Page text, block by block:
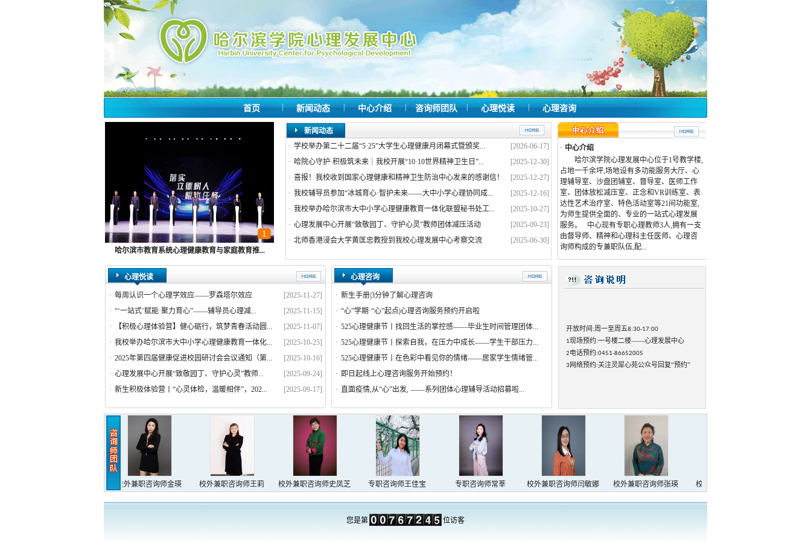
首页 | 新闻动态 | 中心介绍 | 咨询师团队 | 心理悦读 | 心理咨询
1
哈尔滨市教育系统心理健康教育与家庭教育推...
新闻动态
· 学校举办第二十二届“5·25”大学生心理健康月闭幕式暨颁奖...
[2026-06-17]
· 哈院心守护·积极筑未来｜我校开展“10·10世界精神卫生日”...
[2025-12-30]
· 喜报！我校收到国家心理健康和精神卫生防治中心发来的感谢信！
[2025-12-27]
· 我校辅导员参加“冰城育心·智护未来——大中小学心理协同成...
[2025-12-16]
· 我校举办哈尔滨市大中小学心理健康教育一体化联盟秘书处工...
[2025-10-27]
· 心理发展中心开展“致敬园丁、守护心灵”教师团体减压活动
[2025-09-23]
· 北师香港浸会大学黄匡忠教授到我校心理发展中心考察交流 [2025-06-30]
· 中心介绍
哈尔滨学院心理发展中心位于1号教学楼,
占地一千余坪,场地设有多功能服务大厅、心
理辅导室、沙盘团辅室、督导室、医师工作
室、团体放松减压室、正念和VR训练室、表
达性艺术治疗室、特色活动室等21间功能室,
为师生提供全面的、专业的一站式心理发展
服务。 中心现有专职心理教师3人,拥有一支
由督导师、精神和心理科主任医师、心理咨
询师构成的专兼职队伍,配...
心理悦读
· 每周认识一个心理学效应——罗森塔尔效应
[2025-11-27]
· “‘一站式’赋能·聚力育心”——辅导员心理减...
[2025-11-15]
·
【积极心理体验营】健心砺行，筑梦青春活动圆...
[2025-11-07]
· 我校举办哈尔滨市大中小学心理健康教育一体化...
[2025-10-25]
· 2025年第四届健康促进校园研讨会会议通知（第...
[2025-10-16]
· 心理发展中心开展“致敬园丁、守护心灵”教师...
[2025-09-24]
· 新生积极体验营丨“心灵体检，温暖相伴”，202... [2025-09-17]
心理咨询
· 新生手册|3分钟了解心理咨询
· “心”学期·“心”起点|心理咨询服务预约开启啦
· 525心理健康节丨找回生活的掌控感——毕业生时间管理团体...
· 525心理健康节丨探索自我，在压力中成长——学生干部压力...
· 525心理健康节丨在色彩中看见你的情绪——居家学生情绪管...
· 即日起线上心理咨询服务开始预约！
· 直面疫情,从“心”出发, ——系列团体心理辅导活动招募啦...
开放时间:周一至周五8:30-17:00
1现场预约:一号楼二楼——心理发展中心
2电话预约:0451-86652005
3网络预约:关注灵犀心苑公众号回复“预约”
校外兼职咨询师金瑛 校外兼职咨询师王莉 校外兼职咨询师史凤芝 专职咨询师王佳宝 专职咨询师常莘 校外兼职咨询师闫敏娜 校外兼职咨询师张瑛 校外兼职咨询师金瑛
您是第 位访客